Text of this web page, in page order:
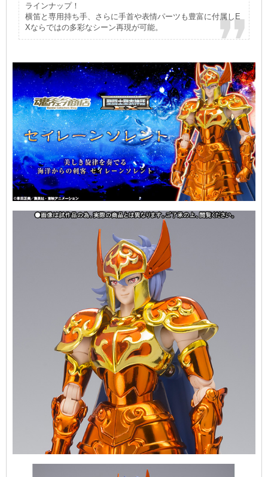
ラインナップ！
横笛と専用持ち手、さらに手首や表情パーツも豊富に付属しE
Xならではの多彩なシーン再現が可能。